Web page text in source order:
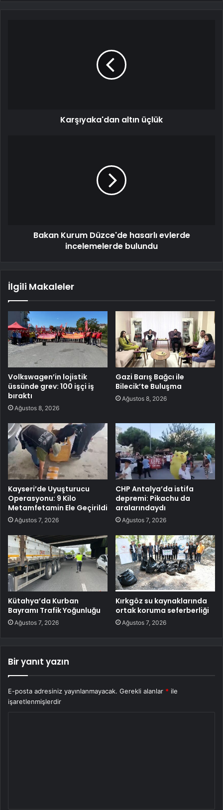
Karşıyaka'dan altın üçlük
Bakan Kurum Düzce'de hasarlı evlerde
incelemelerde bulundu
İlgili Makaleler
Volkswagen’in lojistik
üssünde grev: 100 işçi iş
bıraktı
Ağustos 8, 2026
Gazi Barış Bağcı ile
Bilecik’te Buluşma
Ağustos 8, 2026
Kayseri’de Uyuşturucu
Operasyonu: 9 Kilo
Metamfetamin Ele Geçirildi
Ağustos 7, 2026
CHP Antalya’da istifa
depremi: Pikachu da
aralarındaydı
Ağustos 7, 2026
Kütahya’da Kurban
Bayramı Trafik Yoğunluğu
Ağustos 7, 2026
Kırkgöz su kaynaklarında
ortak koruma seferberliği
Ağustos 7, 2026
Bir yanıt yazın
E-posta adresiniz yayınlanmayacak. Gerekli alanlar * ile
işaretlenmişlerdir